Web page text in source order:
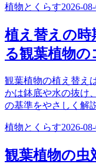
植物とくらす2026-
植え替えの時
る観葉植物の
観葉植物の植え替え
かは鉢底や水の抜け
の基準をやさしく解
植物とくらす2026-
観葉植物の虫